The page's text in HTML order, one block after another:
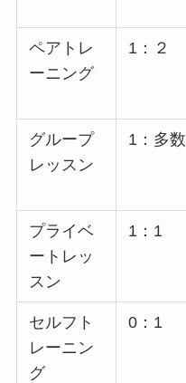
ペアトレ
ーニング
1：２
グループ
レッスン
1：多数
プライベ
ートレッ
スン
1：1
セルフト
レーニン
グ
0：1